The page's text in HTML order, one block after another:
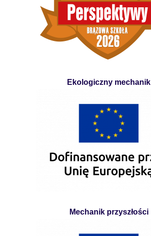
Ekologiczny mechanik
Mechanik przyszłości